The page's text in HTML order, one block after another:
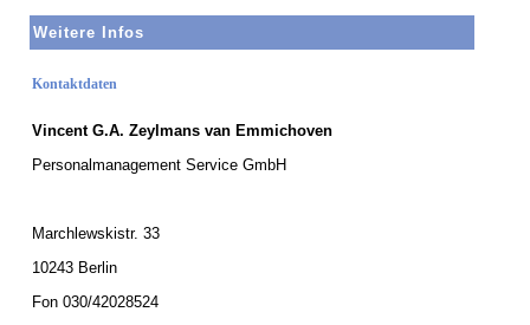
Weitere Infos
Kontaktdaten
Vincent G.A. Zeylmans van Emmichoven
Personalmanagement Service GmbH
Marchlewskistr. 33
10243 Berlin
Fon 030/42028524